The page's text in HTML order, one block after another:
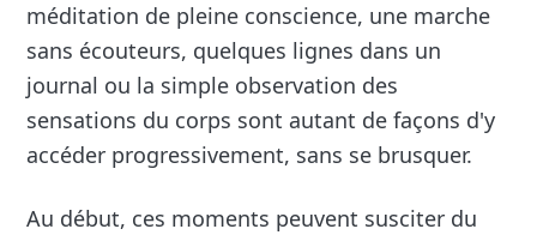
méditation de pleine conscience, une marche
sans écouteurs, quelques lignes dans un
journal ou la simple observation des
sensations du corps sont autant de façons d'y
accéder progressivement, sans se brusquer.
Au début, ces moments peuvent susciter du